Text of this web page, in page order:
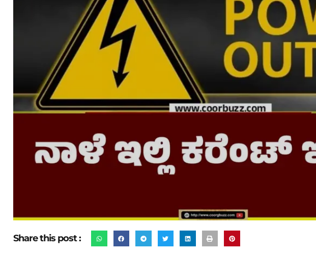
Share this post :